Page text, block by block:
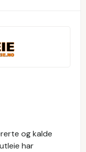
og kalde
har